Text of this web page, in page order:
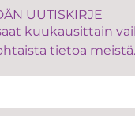
UUTISKIRJE
kuukausittain
tietoa